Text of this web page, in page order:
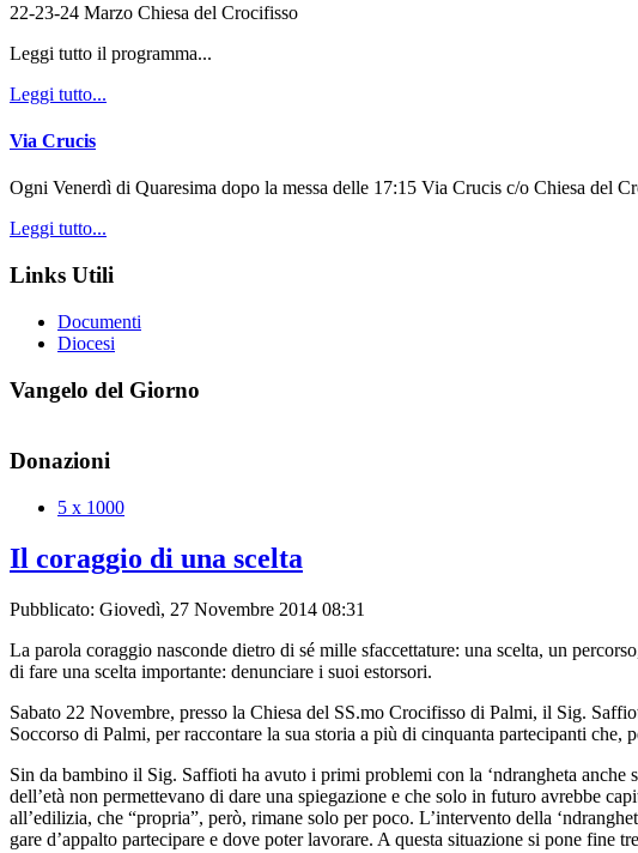
22-23-24 Marzo Chiesa del Crocifisso
Leggi tutto il programma...
Leggi tutto...
Via Crucis
Ogni Venerdì di Quaresima dopo la messa delle 17:15 Via Crucis c/o Chiesa del
Leggi tutto...
Links Utili
Documenti
Diocesi
Vangelo del Giorno
Donazioni
5 x 1000
Il coraggio di una scelta
Pubblicato: Giovedì, 27 Novembre 2014 08:31
La parola coraggio nasconde dietro di sé mille sfaccettature: una scelta, un
di fare una scelta importante: denunciare i suoi estorsori.
Sabato 22 Novembre, presso la Chiesa del SS.mo Crocifisso di Palmi, il Sig.
Soccorso di Palmi, per raccontare la sua storia a più di cinquanta partecipanti
Sin da bambino il Sig. Saffioti ha avuto i primi problemi con la ‘ndrangheta
dell’età non permettevano di dare una spiegazione e che solo in futuro avrebbe
all’edilizia, che “propria”, però, rimane solo per poco. L’intervento della
gare d’appalto partecipare e dove poter lavorare. A questa situazione si pone